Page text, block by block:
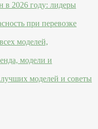
в 2026 году: лидеры
при перевозке
моделей,
модели и
моделей и советы